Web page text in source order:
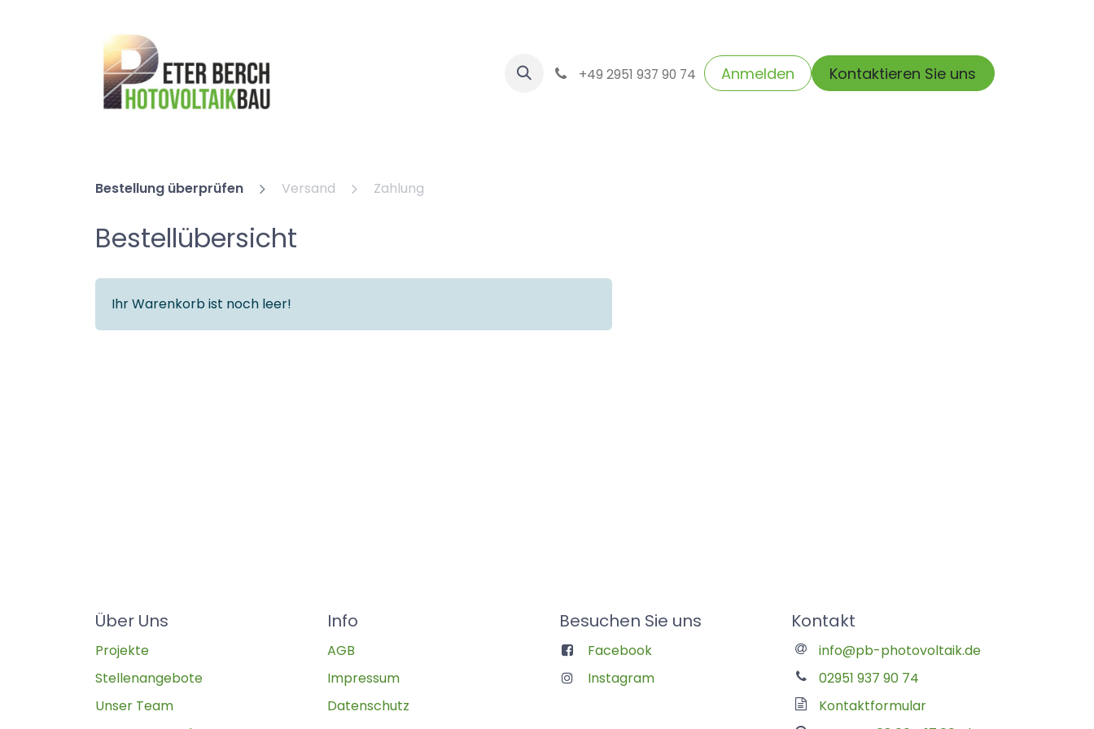
Veranstaltungen Forum Blog Kundenbetreuung
+49 2951 937 90 74 Anmelden Kontaktieren Sie uns
Bestellung überprüfen Versand Zahlung
Bestellübersicht
Ihr Warenkorb ist noch leer!
Über Uns
Projekte
Stellenangebote
Unser Team
Info
AGB
Impressum
Datenschutz
Besuchen Sie uns
Facebook
Instagram
Kontakt
info@pb-photovoltaik.de
02951 937 90 74
Kontaktformular